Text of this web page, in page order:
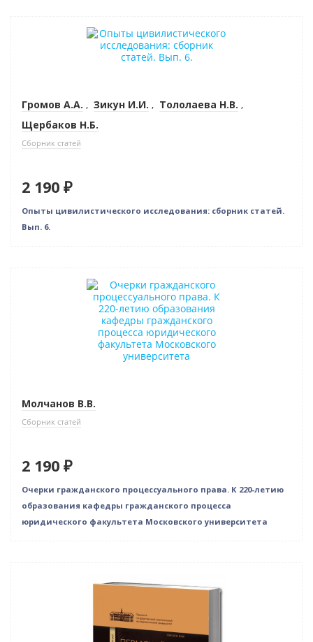
Громов А.А. , Зикун И.И. , Тололаева Н.В. ,
Щербаков Н.Б.
Сборник статей
2 190 ₽
Опыты цивилистического исследования: сборник статей.
Вып. 6.
Молчанов В.В.
Сборник статей
2 190 ₽
Очерки гражданского процессуального права. К 220-летию
образования кафедры гражданского процесса
юридического факультета Московского университета